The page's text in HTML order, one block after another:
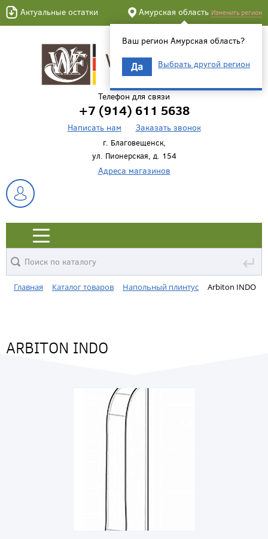
Актуальные остатки Амурская область Изменить регион
Ваш регион Амурская область?
Да Выбрать другой регион
Телефон для связи
+7 (914) 611 5638
Написать нам Заказать звонок
г. Благовещенск,
ул. Пионерская, д. 154
Адреса магазинов
↵
Главная Каталог товаров Напольный плинтус Arbiton INDO
ARBITON INDO